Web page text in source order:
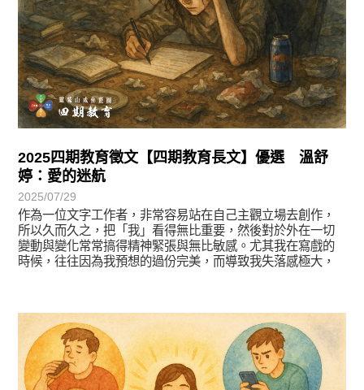
2025四期教育徵文【四期教育長文】優選 溫舒
婷：愛的迷航
2025/07/29
作為一位文字工作者，非常容易站在自己主觀立場去創作，
所以久而久之，把「我」看得無比重要，然後對於外在一切
變動與變化常常搞得精神緊張與無比敏感。尤其我在寫戲的
時候，往往因為我預想的過份完美，而導致我失落感極大，
徵文賞析